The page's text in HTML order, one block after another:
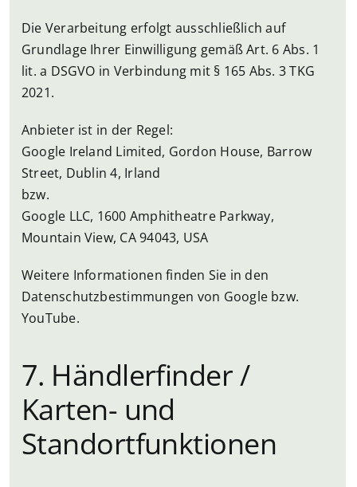
Die Verarbeitung erfolgt ausschließlich auf
Grundlage Ihrer Einwilligung gemäß Art. 6 Abs. 1
lit. a DSGVO in Verbindung mit § 165 Abs. 3 TKG
2021.
Anbieter ist in der Regel:
Google Ireland Limited, Gordon House, Barrow
Street, Dublin 4, Irland
bzw.
Google LLC, 1600 Amphitheatre Parkway,
Mountain View, CA 94043, USA
Weitere Informationen finden Sie in den
Datenschutzbestimmungen von Google bzw.
YouTube.
7. Händlerfinder /
Karten- und
Standortfunktionen